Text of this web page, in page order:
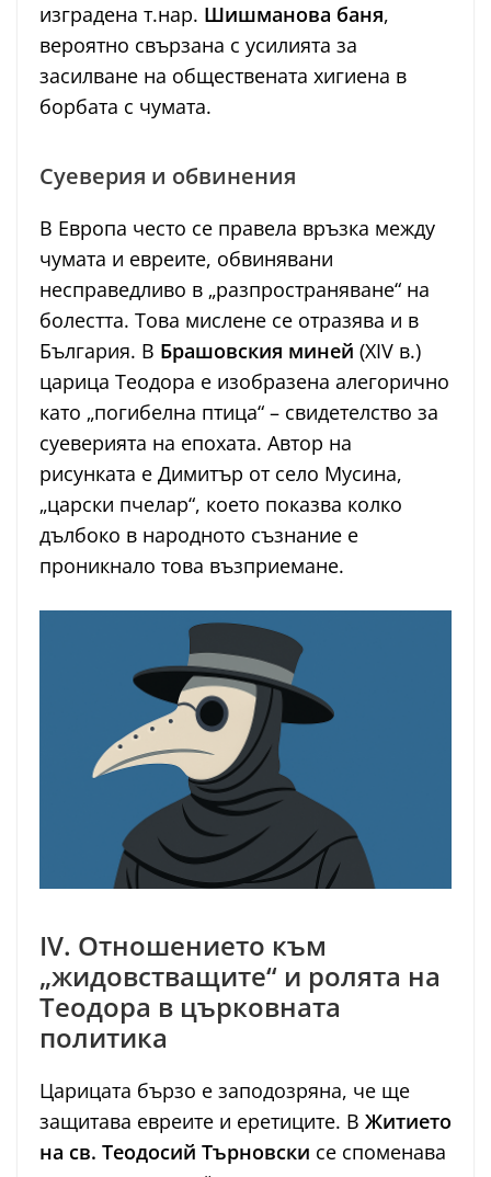
изградена т.нар. Шишманова баня,
вероятно свързана с усилията за
засилване на обществената хигиена в
борбата с чумата.
Суеверия и обвинения
В Европа често се правела връзка между
чумата и евреите, обвинявани
несправедливо в „разпространяване“ на
болестта. Това мислене се отразява и в
България. В Брашовския миней (XIV в.)
царица Теодора е изобразена алегорично
като „погибелна птица“ – свидетелство за
суеверията на епохата. Автор на
рисунката е Димитър от село Мусина,
„царски пчелар“, което показва колко
дълбоко в народното съзнание е
проникнало това възприемане.
IV. Отношението към
„жидовстващите“ и ролята на
Теодора в църковната
политика
Царицата бързо е заподозряна, че ще
защитава евреите и еретиците. В Житието
на св. Теодосий Търновски се споменава